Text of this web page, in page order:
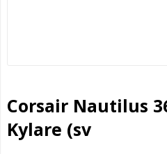
Corsair Nautilus
Kylare (sv